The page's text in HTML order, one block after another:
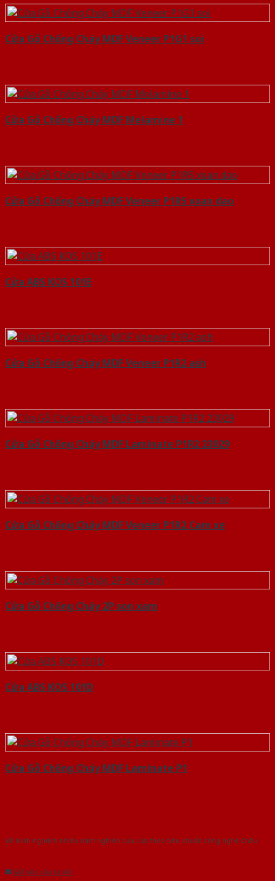
Cửa Gỗ Chống Cháy MDF Veneer P1G1 soi
Cửa Gỗ Chống Cháy MDF Melamine 1
Cửa Gỗ Chống Cháy MDF Veneer P1R5 xoan dao
Cửa ABS KOS 101E
Cửa Gỗ Chống Cháy MDF Veneer P1R2 ash
Cửa Gỗ Chống Cháy MDF Laminate P1R2 23029
Cửa Gỗ Chống Cháy MDF Veneer P1R2 Cam xe
Cửa Gỗ Chống Cháy 2P son xam
Cửa ABS KOS 101D
Cửa Gỗ Chống Cháy MDF Laminate P1
Với kinh nghiệm nhiêu năm nghiên cứu cửa theo tiêu chuẩn công nghệ Châu
Gửi yêu cầu tư vấn